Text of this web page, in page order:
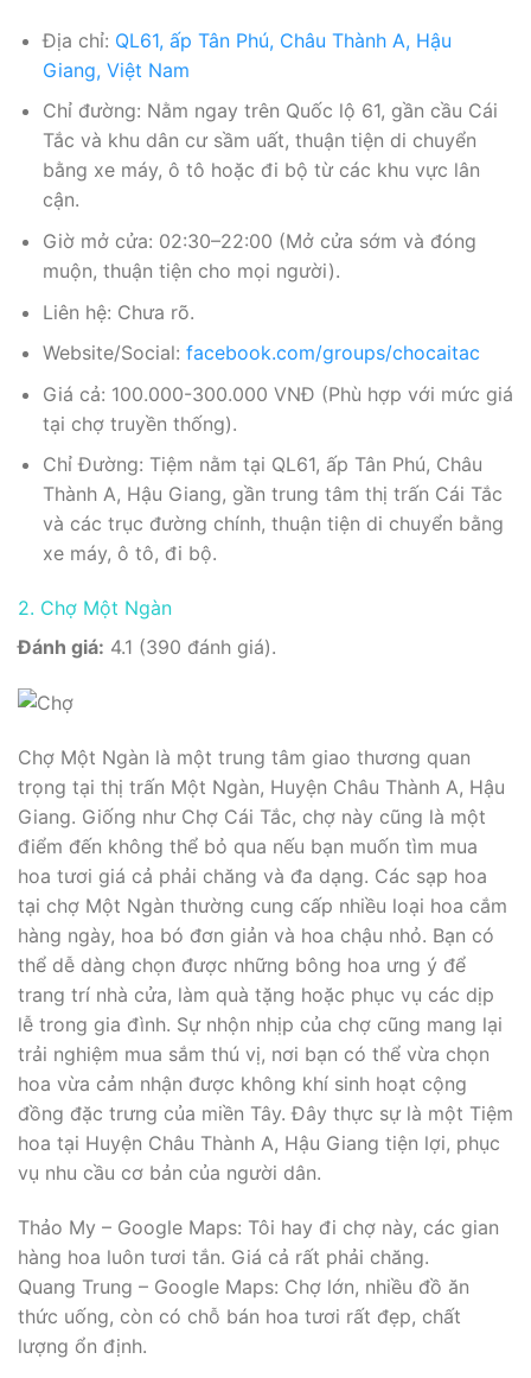
Địa chỉ: QL61, ấp Tân Phú, Châu Thành A, Hậu
Giang, Việt Nam
Chỉ đường: Nằm ngay trên Quốc lộ 61, gần cầu Cái
Tắc và khu dân cư sầm uất, thuận tiện di chuyển
bằng xe máy, ô tô hoặc đi bộ từ các khu vực lân
cận.
Giờ mở cửa: 02:30–22:00 (Mở cửa sớm và đóng
muộn, thuận tiện cho mọi người).
Liên hệ: Chưa rõ.
Website/Social: facebook.com/groups/chocaitac
Giá cả: 100.000-300.000 VNĐ (Phù hợp với mức giá
tại chợ truyền thống).
Chỉ Đường: Tiệm nằm tại QL61, ấp Tân Phú, Châu
Thành A, Hậu Giang, gần trung tâm thị trấn Cái Tắc
và các trục đường chính, thuận tiện di chuyển bằng
xe máy, ô tô, đi bộ.
2. Chợ Một Ngàn
Đánh giá: 4.1 (390 đánh giá).
Chợ Một Ngàn là một trung tâm giao thương quan
trọng tại thị trấn Một Ngàn, Huyện Châu Thành A, Hậu
Giang. Giống như Chợ Cái Tắc, chợ này cũng là một
điểm đến không thể bỏ qua nếu bạn muốn tìm mua
hoa tươi giá cả phải chăng và đa dạng. Các sạp hoa
tại chợ Một Ngàn thường cung cấp nhiều loại hoa cắm
hàng ngày, hoa bó đơn giản và hoa chậu nhỏ. Bạn có
thể dễ dàng chọn được những bông hoa ưng ý để
trang trí nhà cửa, làm quà tặng hoặc phục vụ các dịp
lễ trong gia đình. Sự nhộn nhịp của chợ cũng mang lại
trải nghiệm mua sắm thú vị, nơi bạn có thể vừa chọn
hoa vừa cảm nhận được không khí sinh hoạt cộng
đồng đặc trưng của miền Tây. Đây thực sự là một Tiệm
hoa tại Huyện Châu Thành A, Hậu Giang tiện lợi, phục
vụ nhu cầu cơ bản của người dân.
Thảo My – Google Maps: Tôi hay đi chợ này, các gian
hàng hoa luôn tươi tắn. Giá cả rất phải chăng.
Quang Trung – Google Maps: Chợ lớn, nhiều đồ ăn
thức uống, còn có chỗ bán hoa tươi rất đẹp, chất
lượng ổn định.